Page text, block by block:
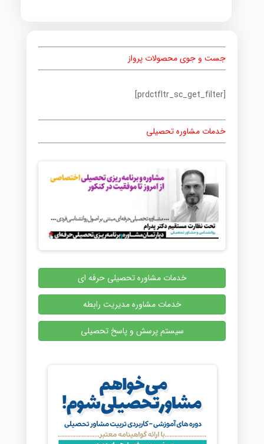
جست و جوی محصولات پرواز
[prdctfltr_sc_get_filter]
خدمات مشاوره تحصیلی
خدمات مشاوره تحصیلی حرفه ای
خدمات مشاوره مدیریت رابطه
سیستم پرسش و پاسخ تحصیلی